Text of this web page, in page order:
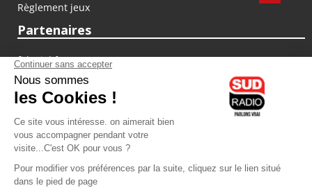
Règlement jeux
Partenaires
fiducial.fr
lyoncapitale.fr
olympique-et-lyonnais.com
L'application Iphone / Android
Téléchargez l'application